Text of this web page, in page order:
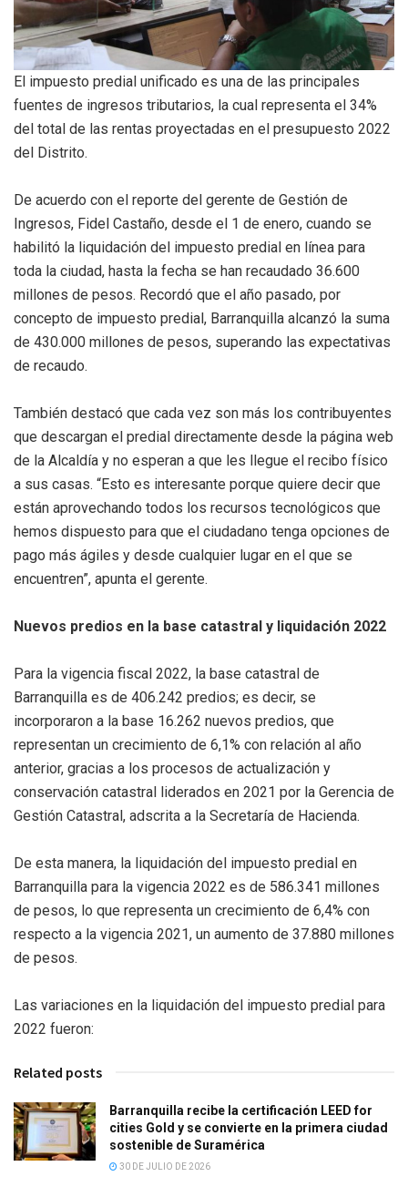
El impuesto predial unificado es una de las principales
fuentes de ingresos tributarios, la cual representa el 34%
del total de las rentas proyectadas en el presupuesto 2022
del Distrito.
De acuerdo con el reporte del gerente de Gestión de
Ingresos, Fidel Castaño, desde el 1 de enero, cuando se
habilitó la liquidación del impuesto predial en línea para
toda la ciudad, hasta la fecha se han recaudado 36.600
millones de pesos. Recordó que el año pasado, por
concepto de impuesto predial, Barranquilla alcanzó la suma
de 430.000 millones de pesos, superando las expectativas
de recaudo.
También destacó que cada vez son más los contribuyentes
que descargan el predial directamente desde la página web
de la Alcaldía y no esperan a que les llegue el recibo físico
a sus casas. “Esto es interesante porque quiere decir que
están aprovechando todos los recursos tecnológicos que
hemos dispuesto para que el ciudadano tenga opciones de
pago más ágiles y desde cualquier lugar en el que se
encuentren”, apunta el gerente.
Nuevos predios en la base catastral y liquidación 2022
Para la vigencia fiscal 2022, la base catastral de
Barranquilla es de 406.242 predios; es decir, se
incorporaron a la base 16.262 nuevos predios, que
representan un crecimiento de 6,1% con relación al año
anterior, gracias a los procesos de actualización y
conservación catastral liderados en 2021 por la Gerencia de
Gestión Catastral, adscrita a la Secretaría de Hacienda.
De esta manera, la liquidación del impuesto predial en
Barranquilla para la vigencia 2022 es de 586.341 millones
de pesos, lo que representa un crecimiento de 6,4% con
respecto a la vigencia 2021, un aumento de 37.880 millones
de pesos.
Las variaciones en la liquidación del impuesto predial para
2022 fueron:
Related posts
Barranquilla recibe la certificación LEED for
cities Gold y se convierte en la primera ciudad
sostenible de Suramérica
30 DE JULIO DE 2026